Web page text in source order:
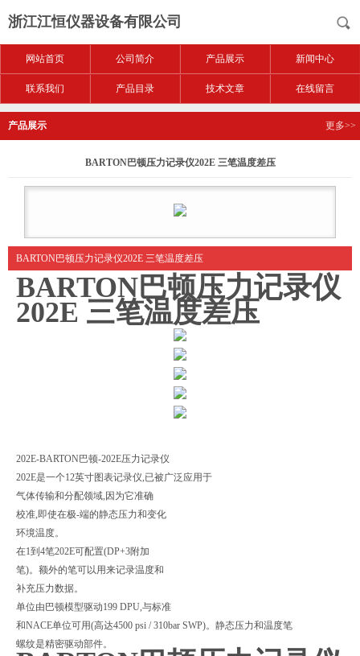
浙江江恒仪器设备有限公司
网站首页 公司简介 产品展示 新闻中心
联系我们 产品目录 技术文章 在线留言
产品展示 更多>>
BARTON巴顿压力记录仪202E 三笔温度差压
BARTON巴顿压力记录仪202E 三笔温度差压
BARTON巴顿压力记录仪
202E 三笔温度差压
202E-BARTON巴顿-202E压力记录仪
202E是一个12英寸图表记录仪,已被广泛应用于
气体传输和分配领域,因为它准确
校准,即使在极-端的静态压力和变化
环境温度。
在1到4笔202E可配置(DP+3附加
笔)。额外的笔可以用来记录温度和
补充压力数据。
单位由巴顿模型驱动199 DPU,与标准
和NACE单位可用(高达4500 psi / 310bar SWP)。静态压力和温度笔
螺纹是精密驱动部件。